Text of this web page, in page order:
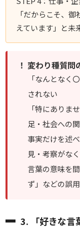
「だからこそ、
えています」と未
！ 変わり種質問
「なんとなく
されない
「特にありま
足・社会への
事実だけを述
見・考察がな
言葉の意味を
ず」などの誤
3. 「好きな言